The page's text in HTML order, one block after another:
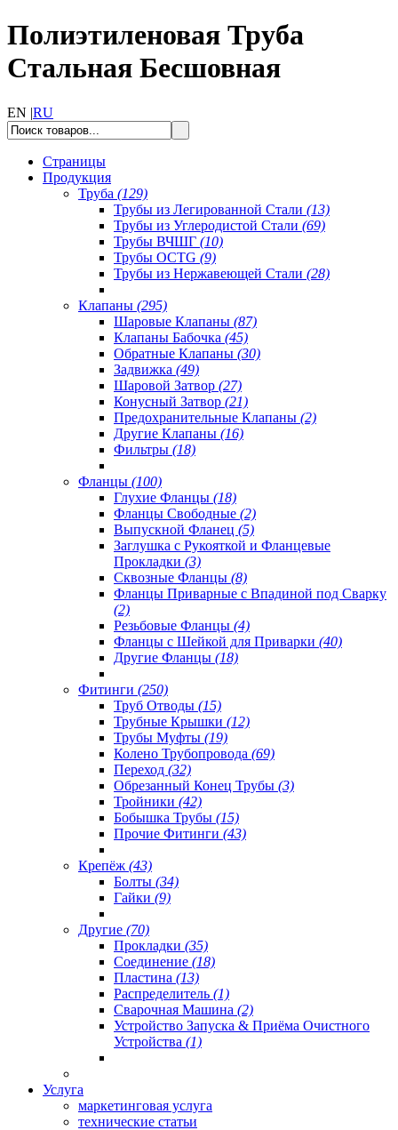
Полиэтиленовая Труба
Стальная Бесшовная
EN |RU
Страницы
Продукция
Труба (129)
Трубы из Легированной Стали (13)
Трубы из Углеродистой Стали (69)
Трубы ВЧШГ (10)
Трубы OCTG (9)
Трубы из Нержавеющей Стали (28)
Клапаны (295)
Шаровые Клапаны (87)
Клапаны Бабочка (45)
Обратные Клапаны (30)
Задвижка (49)
Шаровой Затвор (27)
Конусный Затвор (21)
Предохранительные Клапаны (2)
Другие Клапаны (16)
Фильтры (18)
Фланцы (100)
Глухие Фланцы (18)
Фланцы Свободные (2)
Выпускной Фланец (5)
Заглушка с Рукояткой и Фланцевые
Прокладки (3)
Сквозные Фланцы (8)
Фланцы Приварные с Впадиной под Сварку
(2)
Резьбовые Фланцы (4)
Фланцы с Шейкой для Приварки (40)
Другие Фланцы (18)
Фитинги (250)
Труб Отводы (15)
Трубные Крышки (12)
Трубы Муфты (19)
Колено Трубопровода (69)
Переход (32)
Обрезанный Конец Трубы (3)
Тройники (42)
Бобышка Трубы (15)
Прочие Фитинги (43)
Крепёж (43)
Болты (34)
Гайки (9)
Другие (70)
Прокладки (35)
Соединение (18)
Пластина (13)
Распределитель (1)
Сварочная Машина (2)
Устройство Запуска & Приёма Очистного
Устройства (1)
Услуга
маркетинговая услуга
технические статьи